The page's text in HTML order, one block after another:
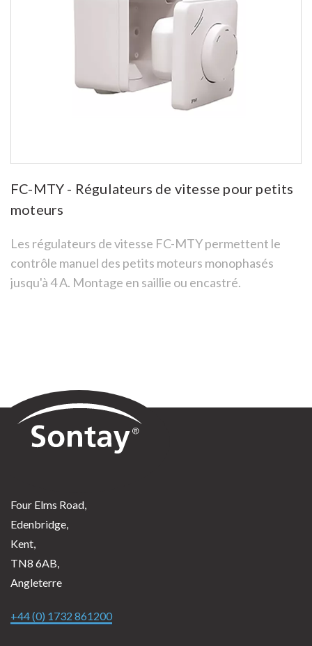
FC-MTY - Régulateurs de vitesse pour petits
moteurs
Les régulateurs de vitesse FC-MTY permettent le
contrôle manuel des petits moteurs monophasés
jusqu'à 4 A. Montage en saillie ou encastré.
Sontay
Four Elms Road,
Edenbridge,
Kent,
TN8 6AB,
Angleterre
+44 (0) 1732 861200